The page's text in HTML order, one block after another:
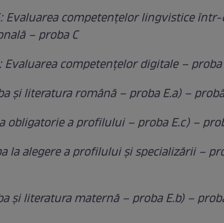
⁠Evaluarea competențelor lingvistice
– proba C
competențelor digitale – proba
și literatura română – proba E.a) –
obligatorie a profilului – proba E.c) –
la alegere a profilului și specializării –
și literatura maternă – proba E.b) –